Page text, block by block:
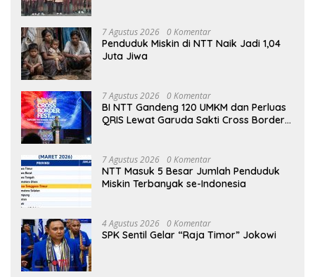
7 Agustus 2026 0 Komentar
Penduduk Miskin di NTT Naik Jadi 1,04
Juta Jiwa
7 Agustus 2026 0 Komentar
BI NTT Gandeng 120 UMKM dan Perluas
QRIS Lewat Garuda Sakti Cross Border
7 Agustus 2026 0 Komentar
NTT Masuk 5 Besar Jumlah Penduduk
Miskin Terbanyak se-Indonesia
4 Agustus 2026 0 Komentar
SPK Sentil Gelar “Raja Timor” Jokowi